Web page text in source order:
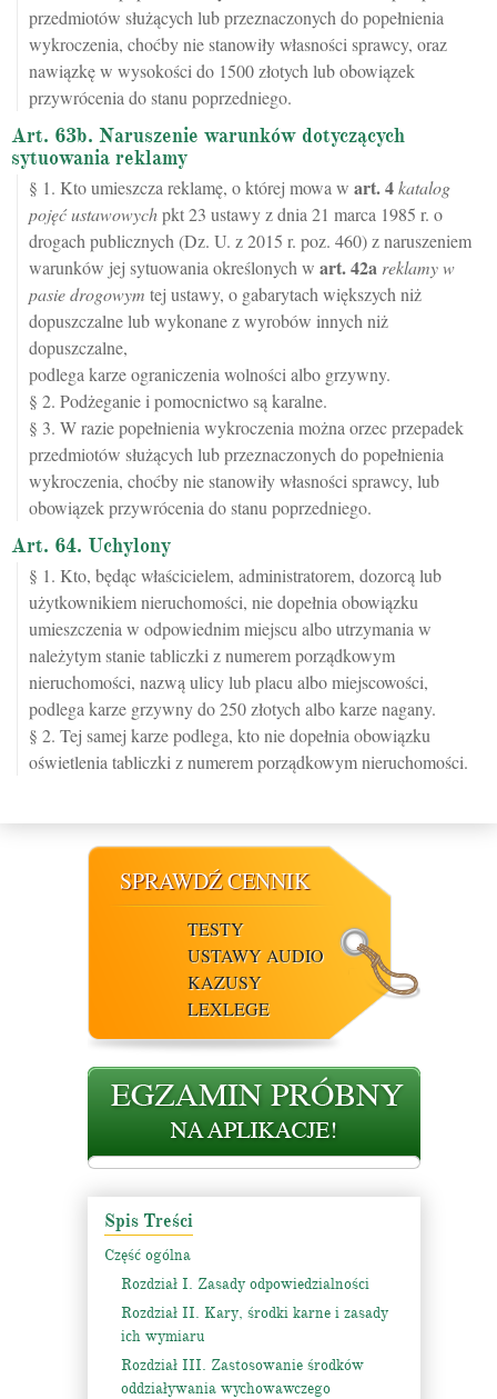
przedmiotów służących lub przeznaczonych do popełnienia
wykroczenia, choćby nie stanowiły własności sprawcy, oraz
nawiązkę w wysokości do 1500 złotych lub obowiązek
przywrócenia do stanu poprzedniego.
Art. 63b. Naruszenie warunków dotyczących
sytuowania reklamy
§ 1. Kto umieszcza reklamę, o której mowa w art.4katalog
pojęć ustawowychpkt 23 ustawy z dnia 21 marca 1985 r. o
drogach publicznych (Dz. U. z 2015 r. poz. 460) z naruszeniem
warunków jej sytuowania określonych w art.42a reklamy w
pasie drogowym tej ustawy, o gabarytach większych niż
dopuszczalne lub wykonane z wyrobów innych niż
dopuszczalne,
podlega karze ograniczenia wolności albo grzywny.
§ 2. Podżeganie i pomocnictwo są karalne.
§ 3. W razie popełnienia wykroczenia można orzec przepadek
przedmiotów służących lub przeznaczonych do popełnienia
wykroczenia, choćby nie stanowiły własności sprawcy, lub
obowiązek przywrócenia do stanu poprzedniego.
Art. 64. Uchylony
§ 1. Kto, będąc właścicielem, administratorem, dozorcą lub
użytkownikiem nieruchomości, nie dopełnia obowiązku
umieszczenia w odpowiednim miejscu albo utrzymania w
należytym stanie tabliczki z numerem porządkowym
nieruchomości, nazwą ulicy lub placu albo miejscowości,
podlega karze grzywny do 250 złotych albo karze nagany.
§ 2. Tej samej karze podlega, kto nie dopełnia obowiązku
oświetlenia tabliczki z numerem porządkowym nieruchomości.
SPRAWDŹ CENNIK
TESTY
USTAWY AUDIO
KAZUSY
LEXLEGE
Spis Treści
Część ogólna
Rozdział I. Zasady odpowiedzialności
Rozdział II. Kary, środki karne i zasady
ich wymiaru
Rozdział III. Zastosowanie środków
oddziaływania wychowawczego